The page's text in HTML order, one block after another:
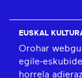
EUSKAL
Orohar
egile-
horrela